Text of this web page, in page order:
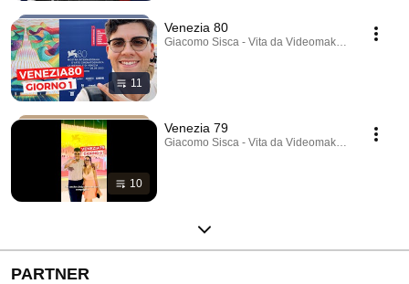
11
Venezia 80
Giacomo Sisca - Vita da Videomaker · Playlist
10
Venezia 79
Giacomo Sisca - Vita da Videomaker · Playlist
PARTNER